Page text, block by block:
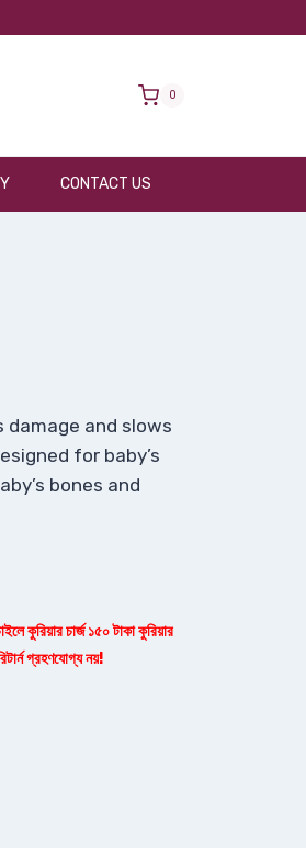
0
CONTACT US
and slows
for baby’s
bones and
কুরিয়ার চার্জ ১৫০ টাকা কুরিয়ার
গ্রহণযোগ্য নয়!